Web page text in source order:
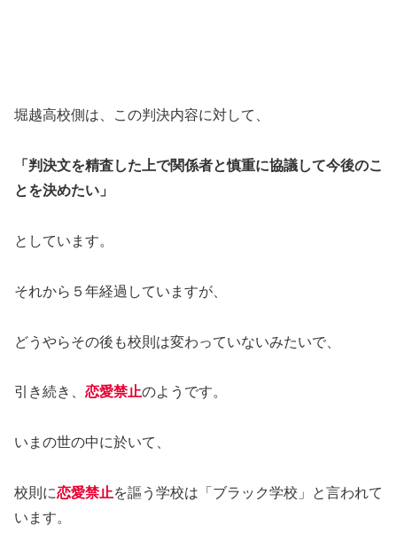
堀越高校側は、この判決内容に対して、
「判決文を精査した上で関係者と慎重に協議して今後のこ
とを決めたい」
としています。
それから５年経過していますが、
どうやらその後も校則は変わっていないみたいで、
引き続き、 恋愛禁止のようです。
いまの世の中に於いて、
校則に恋愛禁止を謳う学校は「ブラック学校」と言われて
います。